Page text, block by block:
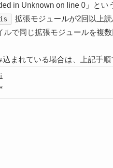
in Unknown on line 0」とい
拡張モジュールが2回以上
ルで同じ拡張モジュールを複
まれている場合は、上記手